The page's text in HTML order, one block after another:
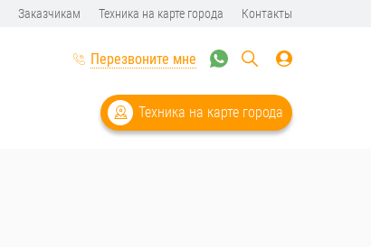
Заказчикам Техника на карте города Контакты
Перезвоните мне
Техника на карте города